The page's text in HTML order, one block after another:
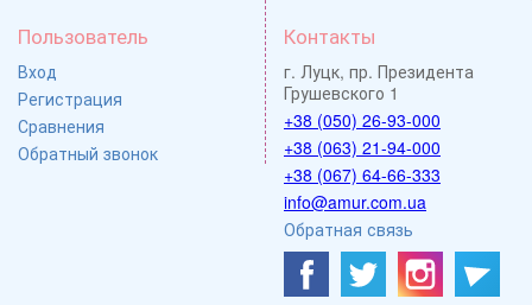
Пользователь
Вход
Регистрация
Сравнения
Обратный звонок
Контакты
г. Луцк, пр. Президента
Грушевского 1
+38 (050) 26-93-000
+38 (063) 21-94-000
+38 (067) 64-66-333
info@amur.com.ua
Обратная связь